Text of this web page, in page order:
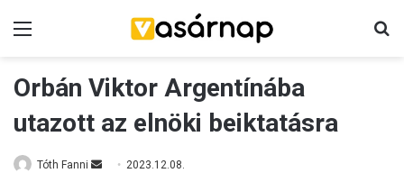
Orbán Viktor Argentínába
utazott az elnöki beiktatásra
Tóth Fanni 2023.12.08.